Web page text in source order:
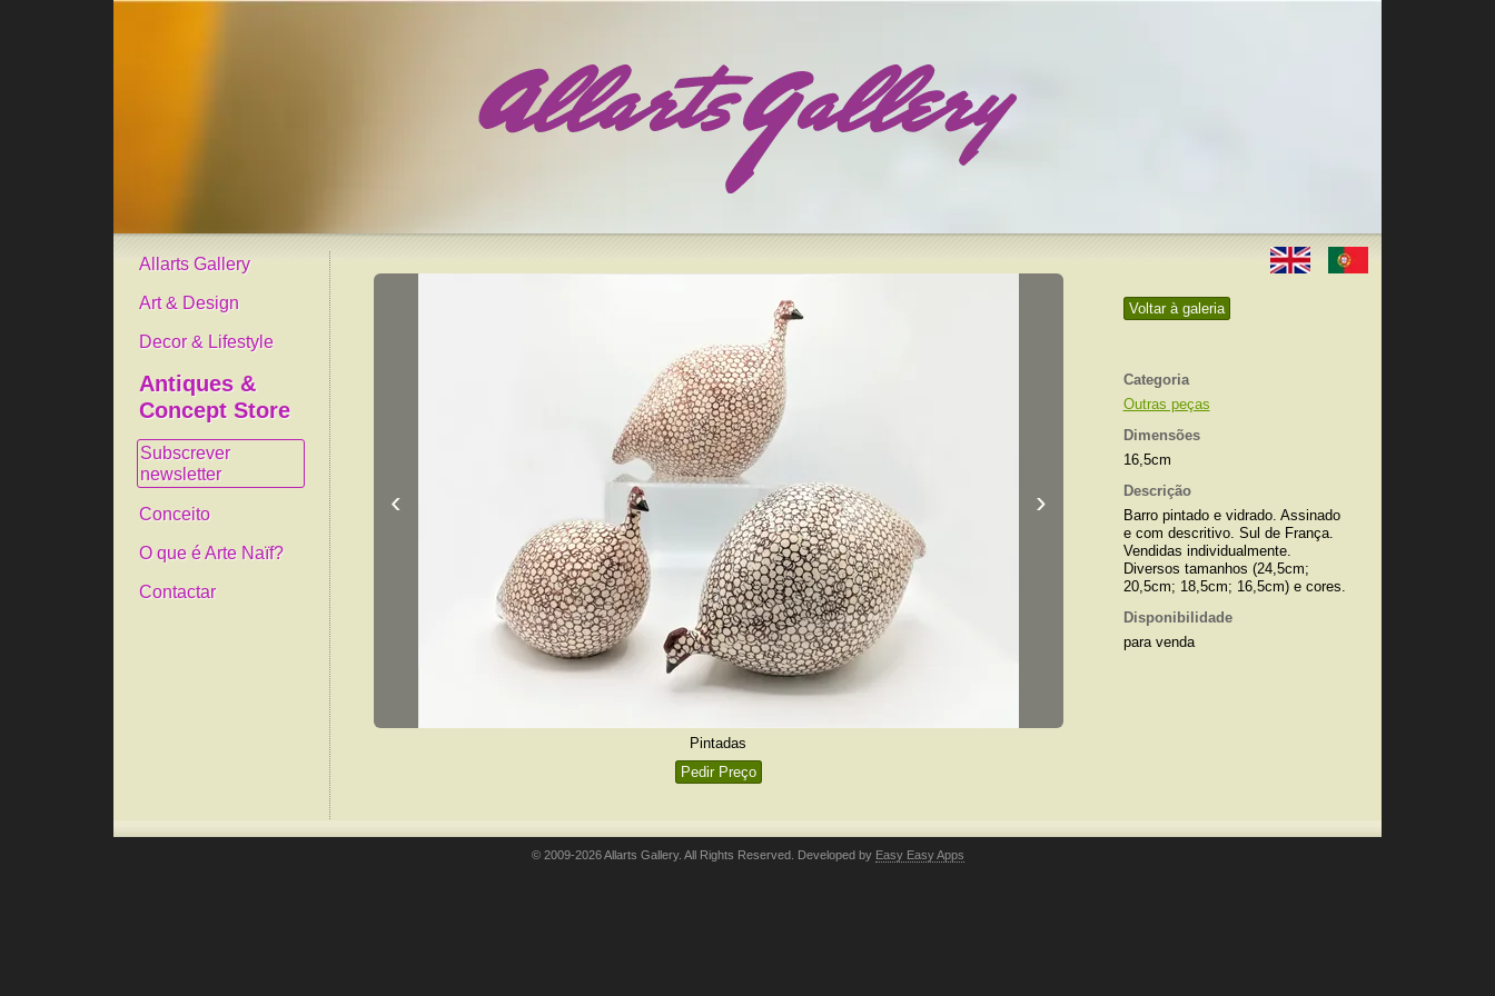
Allarts Gallery
Art & Design
Decor & Lifestyle
Antiques &
Concept Store
Subscrever
newsletter
Conceito
O que é Arte Naïf?
Contactar
Voltar à galeria
Categoria
Outras peças
Dimensões
16,5cm
Descrição
Barro pintado e vidrado. Assinado
e com descritivo. Sul de França.
Vendidas individualmente.
Diversos tamanhos (24,5cm;
20,5cm; 18,5cm; 16,5cm) e cores.
Disponibilidade
para venda
‹ ›
Pintadas
Pedir Preço
© 2009-2026 Allarts Gallery. All Rights Reserved. Developed by Easy Easy Apps